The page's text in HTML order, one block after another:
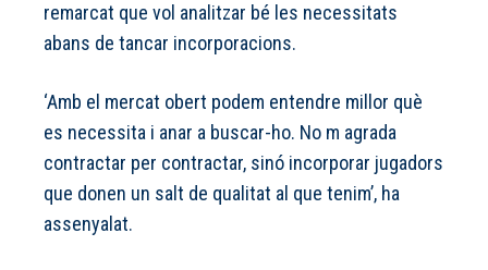
remarcat que vol analitzar bé les necessitats
abans de tancar incorporacions.
‘Amb el mercat obert podem entendre millor què
es necessita i anar a buscar-ho. No m agrada
contractar per contractar, sinó incorporar jugadors
que donen un salt de qualitat al que tenim’, ha
assenyalat.